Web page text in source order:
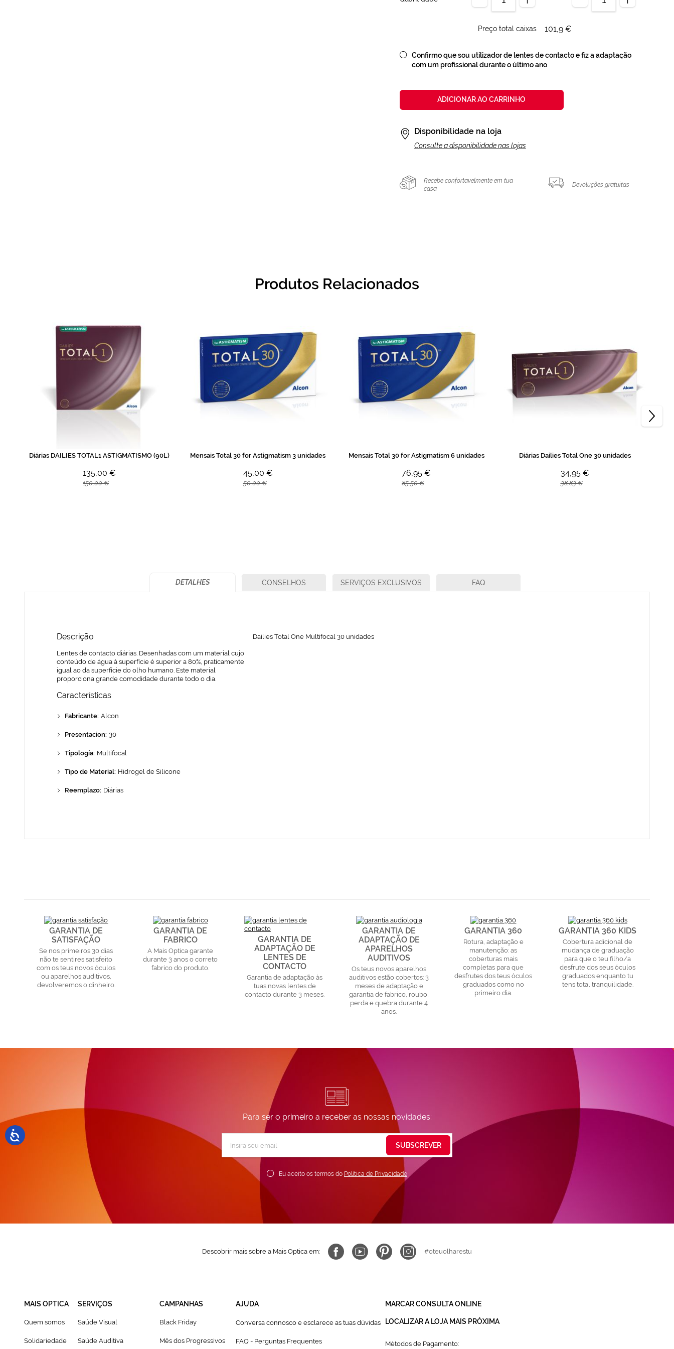
Preço total caixas 101,9 €
Confirmo que sou utilizador de lentes de contacto e fiz a adaptação
com um profissional durante o último ano
ADICIONAR AO CARRINHO
Disponibilidade na loja
Consulte a disponibilidade nas lojas
Recebe confortavelmente em tua
casa
Devoluções gratuitas
Produtos Relacionados
Diárias DAILIES TOTAL1 ASTIGMATISMO (90L)
135,00 €
150,00 €
Mensais Total 30 for Astigmatism 3 unidades
45,00 €
50,00 €
Mensais Total 30 for Astigmatism 6 unidades
76,95 €
85,50 €
Diárias Dailies Total One 30 unidades
34,95 €
38,83 €
DETALHES
Descrição
Lentes de contacto diárias. Desenhadas com um material cujo
conteúdo de água à superfície é superior a 80%, praticamente
igual ao da superfície do olho humano. Este material
proporciona grande comodidade durante todo o dia.
Dailies Total One Multifocal 30 unidades
Características
Fabricante: Alcon
Presentacion: 30
Tipología: Multifocal
Tipo de Material: Hidrogel de Silicone
Reemplazo: Diárias
CONSELHOS SERVIÇOS EXCLUSIVOS FAQ
GARANTIA DE
SATISFAÇÃO
Se nos primeiros 30 dias
não te sentires satisfeito
com os teus novos óculos
ou aparelhos auditivos,
devolveremos o dinheiro.
GARANTIA DE
FABRICO
A Mais Optica garante
durante 3 anos o correto
fabrico do produto.
GARANTIA DE
ADAPTAÇÃO DE
LENTES DE
CONTACTO
Garantia de adaptação às
tuas novas lentes de
contacto durante 3 meses.
GARANTIA DE
ADAPTAÇÃO DE
APARELHOS
AUDITIVOS
Os teus novos aparelhos
auditivos estão cobertos: 3
meses de adaptação e
garantia de fabrico, roubo,
perda e quebra durante 4
anos.
GARANTIA 360
Rotura, adaptação e
manutenção: as
coberturas mais
completas para que
desfrutes dos teus óculos
graduados como no
primeiro dia.
GARANTIA 360 KIDS
Cobertura adicional de
mudança de graduação
para que o teu filho/a
desfrute dos seus óculos
graduados enquanto tu
tens total tranquilidade.
Para ser o primeiro a receber as nossas novidades:
Newsletter:
Eu aceito os termos do Política de Privacidade
SUBSCREVER
Descobrir mais sobre a Mais Optica em: #oteuolharestu
MAIS OPTICA
Quem somos
Solidariedade
SERVIÇOS
Saúde Visual
Saúde Auditiva
CAMPANHAS
Black Friday
Mês dos Progressivos
AJUDA
Conversa connosco e esclarece as tuas dúvidas
FAQ - Perguntas Frequentes
MARCAR CONSULTA ONLINE
LOCALIZAR A LOJA MAIS PRÓXIMA
Métodos de Pagamento: